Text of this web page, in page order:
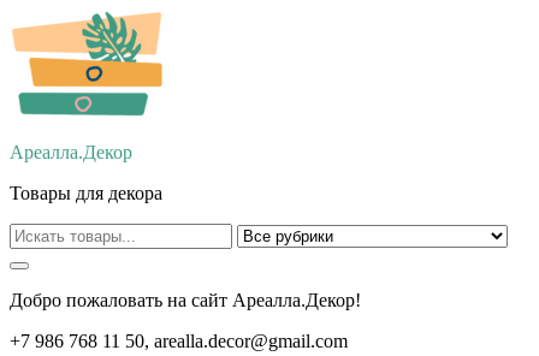
Перейти
к
содержимому
Ареалла.Декор
Товары для декора
Добро пожаловать на сайт Ареалла.Декор!
+7 986 768 11 50, arealla.decor@gmail.com